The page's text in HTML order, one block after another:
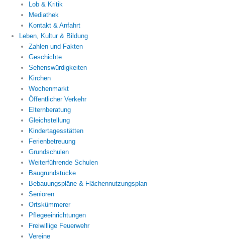
Lob & Kritik
Mediathek
Kontakt & Anfahrt
Leben, Kultur & Bildung
Zahlen und Fakten
Geschichte
Sehenswürdigkeiten
Kirchen
Wochenmarkt
Öffentlicher Verkehr
Elternberatung
Gleichstellung
Kindertagesstätten
Ferienbetreuung
Grundschulen
Weiterführende Schulen
Baugrundstücke
Bebauungspläne & Flächennutzungsplan
Senioren
Ortskümmerer
Pflegeeinrichtungen
Freiwillige Feuerwehr
Vereine